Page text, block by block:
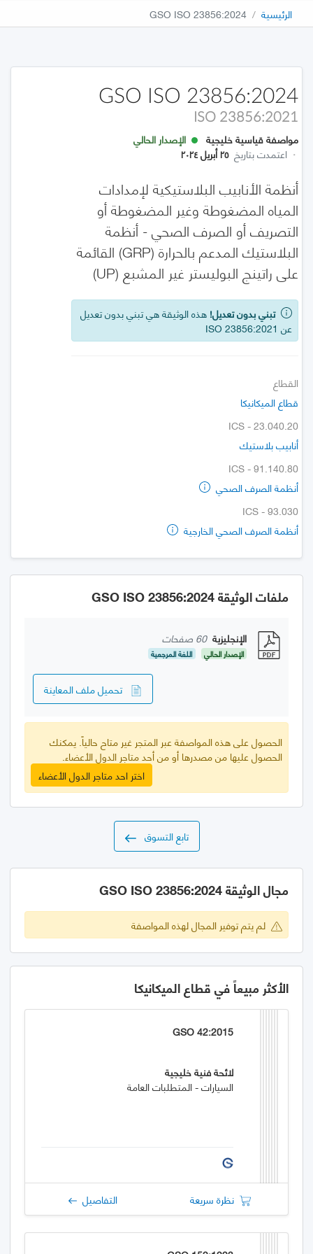
الرئيسية GSO ISO 23856:2024
GSO ISO 23856:2024
ISO 23856:2021
مواصفة قياسية خليجية
الإصدار الحالي
· اعتمدت بتاريخ ٢٥ أبريل ٢٠٢٤
أنظمة الأنابيب البلاستيكية لإمدادات
المياه المضغوطة وغير المضغوطة أو
التصريف أو الصرف الصحي - أنظمة
البلاستيك المدعم بالحرارة (GRP) القائمة
على راتينج البوليستر غير المشبع (UP)
تبني بدون تعديل! هذه الوثيقة هي تبني بدون تعديل
عن ISO 23856:2021
القطاع
قطاع الميكانيكا
ICS - 23.040.20
أنابيب بلاستيك
ICS - 91.140.80
أنظمة الصرف الصحي
ICS - 93.030
أنظمة الصرف الصحي الخارجية
ملفات الوثيقة GSO ISO 23856:2024
الإنجليزية 60 صفحات
الإصدار الحالي اللغة المرجعية
تحميل ملف المعاينة
الحصول على هذه المواصفة عبر المتجر غير متاح حالياً. يمكنك
الحصول عليها من مصدرها أو من أحد متاجر الدول الأعضاء.
اختر احد متاجر الدول الأعضاء
تابع التسوق
مجال الوثيقة GSO ISO 23856:2024
لم يتم توفير المجال لهذه المواصفة
الأكثر مبيعاً في قطاع الميكانيكا
GSO 42:2015
لائحة فنية خليجية
السيارات - المتطلبات العامة
نظرة سريعة التفاصيل